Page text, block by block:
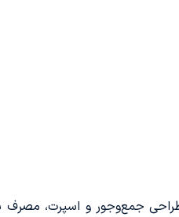
جمع‌وجور و اسپرت،